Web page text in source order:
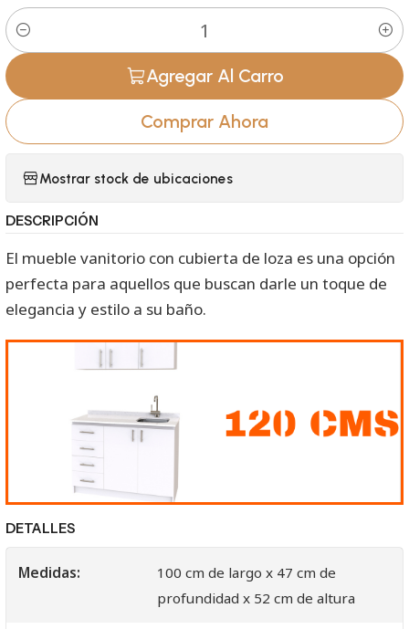
Cantidad
Agregar Al Carro
Comprar Ahora
Mostrar stock de ubicaciones
DESCRIPCIÓN
El mueble vanitorio con cubierta de loza es una opción
perfecta para aquellos que buscan darle un toque de
elegancia y estilo a su baño.
DETALLES
Medidas:
100 cm de largo x 47 cm de
profundidad x 52 cm de altura